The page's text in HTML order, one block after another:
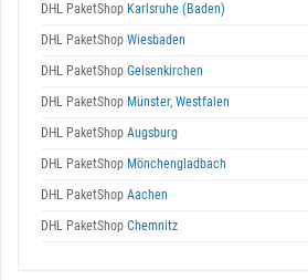
DHL PaketShop Karlsruhe (Baden)
DHL PaketShop Wiesbaden
DHL PaketShop Gelsenkirchen
DHL PaketShop Münster, Westfalen
DHL PaketShop Augsburg
DHL PaketShop Mönchengladbach
DHL PaketShop Aachen
DHL PaketShop Chemnitz